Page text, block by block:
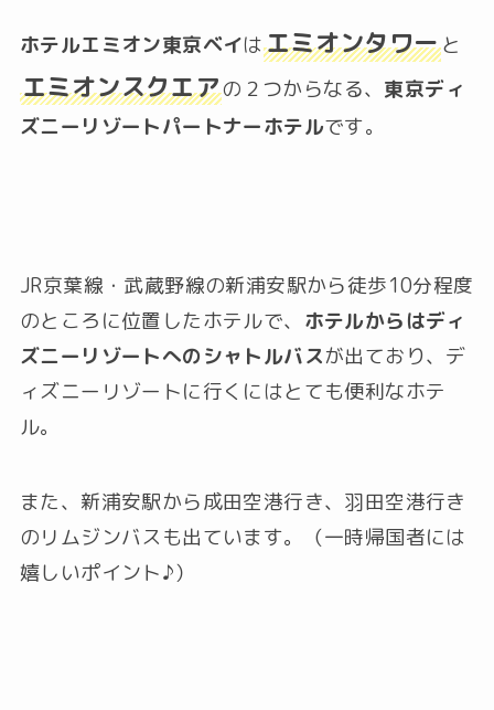
ホテルエミオン東京ベイはエミオンタワーと
エミオンスクエアの２つからなる、 東京ディ
ズニーリゾートパートナーホテルです。
JR京葉線・武蔵野線の新浦安駅から徒歩10分程度
のところに位置したホテルで、 ホテルからはディ
ズニーリゾートへのシャトルバスが出ており、デ
ィズニーリゾートに行くにはとても便利なホテ
ル。
また、新浦安駅から成田空港行き、羽田空港行き
のリムジンバスも出ています。（一時帰国者には
嬉しいポイント♪）